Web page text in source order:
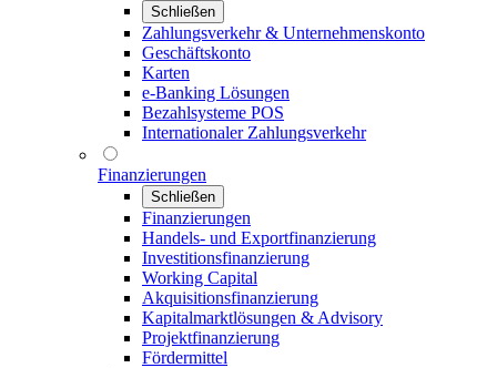
Schließen
Zahlungsverkehr & Unternehmenskonto
Geschäftskonto
Karten
e-Banking Lösungen
Bezahlsysteme POS
Internationaler Zahlungsverkehr
Finanzierungen
Schließen
Finanzierungen
Handels- und Exportfinanzierung
Investitionsfinanzierung
Working Capital
Akquisitionsfinanzierung
Kapitalmarktlösungen & Advisory
Projektfinanzierung
Fördermittel